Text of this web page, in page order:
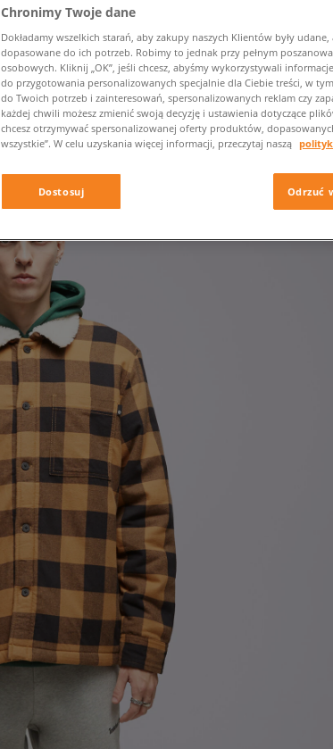
Chronimy Twoje dane
Dokładamy wszelkich starań, aby zakupy naszych Klientów były
dopasowane do ich potrzeb. Robimy to jednak przy pełnym
osobowych. Kliknij „OK”, jeśli chcesz, abyśmy wykorzystywali
do przygotowania personalizowanych specjalnie dla Ciebie treści, w
do Twoich potrzeb i zainteresowań, spersonalizowanych reklam czy
każdej chwili możesz zmienić swoją decyzję i ustawienia dotyczące
chcesz otrzymywać spersonalizowanej oferty produktów,
wszystkie”. W celu uzyskania więcej informacji, przeczytaj naszą
Dostosuj Odrzuć